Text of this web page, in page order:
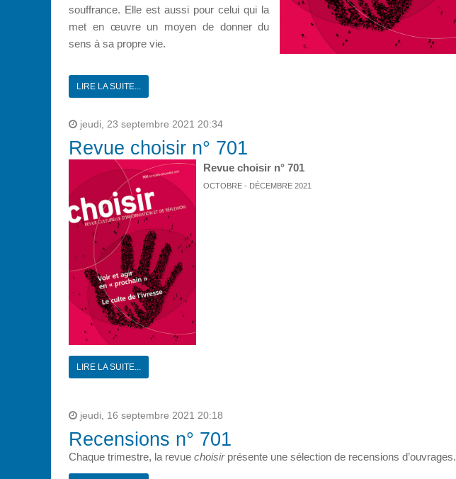
souffrance. Elle est aussi pour celui qui la
met en œuvre un moyen de donner du
sens à sa propre vie.
LIRE LA SUITE...
jeudi, 23 septembre 2021 20:34
Revue choisir n° 701
Revue choisir n° 701
OCTOBRE - DÉCEMBRE 2021
LIRE LA SUITE...
jeudi, 16 septembre 2021 20:18
Recensions n° 701
Chaque trimestre, la revue choisirprésente une sélection de recensions d’ouvrages.